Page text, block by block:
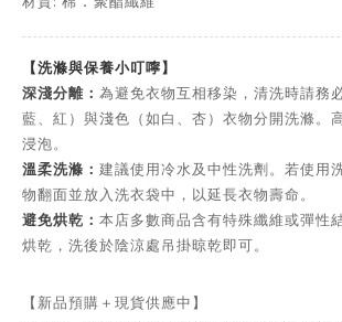
【洗滌與保養小叮嚀】
深淺分離： 為避免衣物互相移染，清洗時請務
藍、紅）與淺色（如白、杏）衣物分開洗滌。
浸泡。
溫柔洗滌： 建議使用冷水及中性洗劑。若使用
物翻面並放入洗衣袋中，以延長衣物壽命。
避免烘乾： 本店多數商品含有特殊纖維或彈性
烘乾，洗後於陰涼處吊掛晾乾即可。
【新品預購＋現貨供應中】